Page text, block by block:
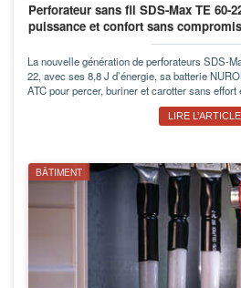
Perforateur sans fil SDS-Max TE 60-
puissance et confort sans compromis
La nouvelle génération de perforateurs SDS-
22, avec ses 8,8 J d’énergie, sa batterie
ATC pour percer, buriner et carotter sans effort
LIRE L’ARTICLE
BÂTIMENT